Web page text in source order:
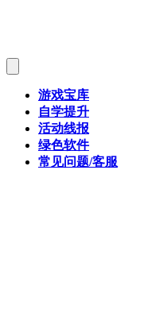
游戏宝库
自学提升
活动线报
绿色软件
常见问题/客服